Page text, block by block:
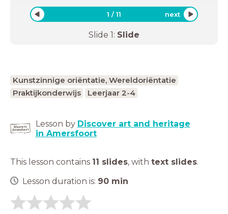
1 /11 next
Slide 1: Slide
Kunstzinnige oriëntatie, Wereldoriëntatie
Praktijkonderwijs
Leerjaar 2-4
Lesson by Discover art and heritage
in Amersfoort
This lesson contains 11 slides, with text slides.
Lesson duration is: 90 min